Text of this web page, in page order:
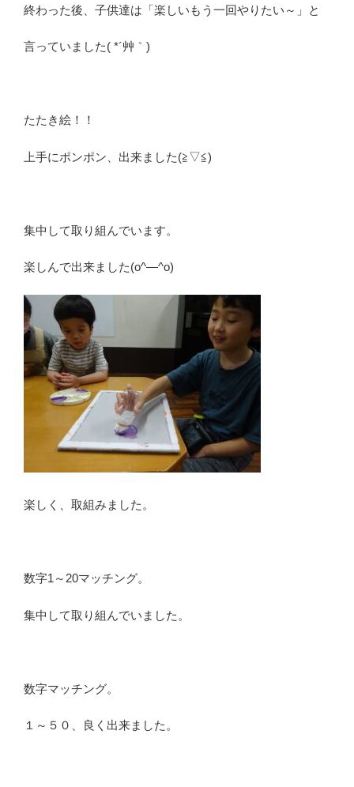
終わった後、子供達は「楽しいもう一回やりたい～」と
言っていました( *´艸｀)
たたき絵！！
上手にポンポン、出来ました(≧▽≦)
集中して取り組んでいます。
楽しんで出来ました(o^―^o)
楽しく、取組みました。
数字1～20マッチング。
集中して取り組んでいました。
数字マッチング。
１～５０、良く出来ました。